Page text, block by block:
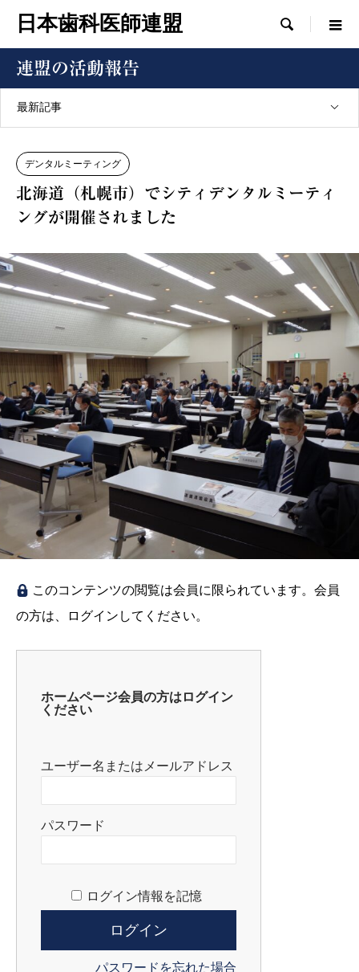
日本歯科医師連盟 
連盟の活動報告
最新記事
デンタルミーティング
北海道（札幌市）でシティデンタルミーティ
ングが開催されました
このコンテンツの閲覧は会員に限られています。会員
の方は、ログインしてください。
ホームページ会員の方はログイン
ください
ユーザー名またはメールアドレス
パスワード
ログイン情報を記憶
パスワードを忘れた場合